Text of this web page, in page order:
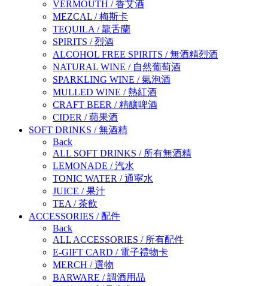
VERMOUTH /香艾酒
MEZCAL /梅斯卡
TEQUILA /龍舌蘭
SPIRITS /烈酒
ALCOHOL FREE SPIRITS /無酒精烈酒
NATURAL WINE / 自然葡萄酒
SPARKLING WINE /氣泡酒
MULLED WINE /熱紅酒
CRAFT BEER /精釀啤酒
CIDER /蘋果酒
SOFT DRINKS /無酒精
Back
ALL SOFT DRINKS / 所有無酒精
LEMONADE /汽水
TONIC WATER /通寜水
JUICE /果汁
TEA /茶飲
ACCESSORIES /配件
Back
ALL ACCESSORIES / 所有配件
E-GIFT CARD / 電子禮物卡
MERCH /選物
BARWARE /調酒用品